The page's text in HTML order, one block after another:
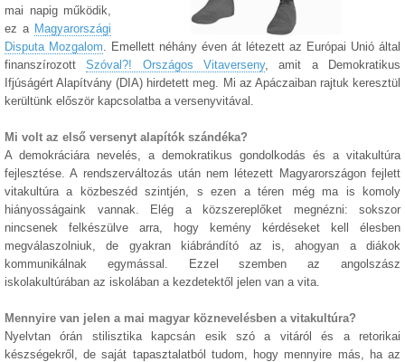
mai napig működik,
ez a Magyarországi
Disputa Mozgalom. Emellett néhány éven át létezett az Európai Unió által
finanszírozottSzóval?! Országos Vitaverseny, amit a Demokratikus
Ifjúságért Alapítvány (DIA) hirdetett meg. Mi az Apáczaiban rajtuk keresztül
kerültünk először kapcsolatba a versenyvitával.
Mi volt az első versenyt alapítók szándéka?
A demokráciára nevelés, a demokratikus gondolkodás és a vitakultúra
fejlesztése. A rendszerváltozás után nem létezett Magyarországon fejlett
vitakultúra a közbeszéd szintjén, s ezen a téren még ma is komoly
hiányosságaink vannak. Elég a közszereplőket megnézni: sokszor
nincsenek felkészülve arra, hogy kemény kérdéseket kell élesben
megválaszolniuk, de gyakran kiábrándító az is, ahogyan a diákok
kommunikálnak egymással. Ezzel szemben az angolszász
iskolakultúrában az iskolában a kezdetektől jelen van a vita.
Mennyire van jelen a mai magyar köznevelésben a vitakultúra?
Nyelvtan órán stilisztika kapcsán esik szó a vitáról és a retorikai
készségekről, de saját tapasztalatból tudom, hogy mennyire más, ha az